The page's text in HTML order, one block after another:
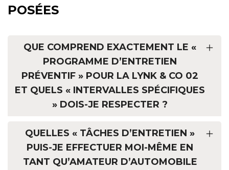
POSÉES
QUE COMPREND EXACTEMENT LE «
PROGRAMME D’ENTRETIEN
PRÉVENTIF » POUR LA LYNK & CO 02
ET QUELS « INTERVALLES SPÉCIFIQUES
» DOIS-JE RESPECTER ?
QUELLES « TÂCHES D’ENTRETIEN »
PUIS-JE EFFECTUER MOI-MÊME EN
TANT QU’AMATEUR D’AUTOMOBILE